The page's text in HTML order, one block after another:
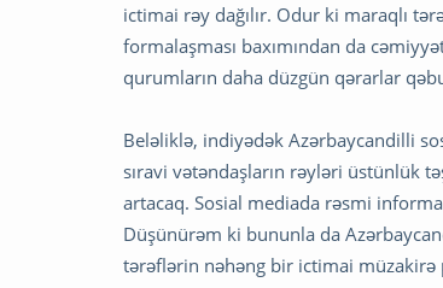
ictimai rəy dağılır. Odur ki maraqlı
formalaşması baxımından da
qurumların daha düzgün qərarlar
Beləliklə, indiyədək Azərbaycandilli
sıravi vətəndaşların rəyləri üstünlük
artacaq. Sosial mediada rəsmi
Düşünürəm ki bununla da
tərəflərin nəhəng bir ictimai müzakirə